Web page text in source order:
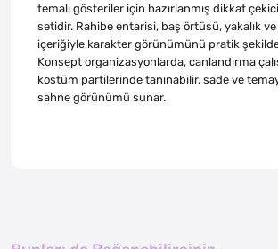
temalı gösteriler için hazırlanmış dikkat
setidir. Rahibe entarisi, baş örtüsü, yakalık ve
içeriğiyle karakter görünümünü pratik
Konsept organizasyonlarda, canlandırma
kostüm partilerinde tanınabilir, sade ve
sahne görünümü sunar.